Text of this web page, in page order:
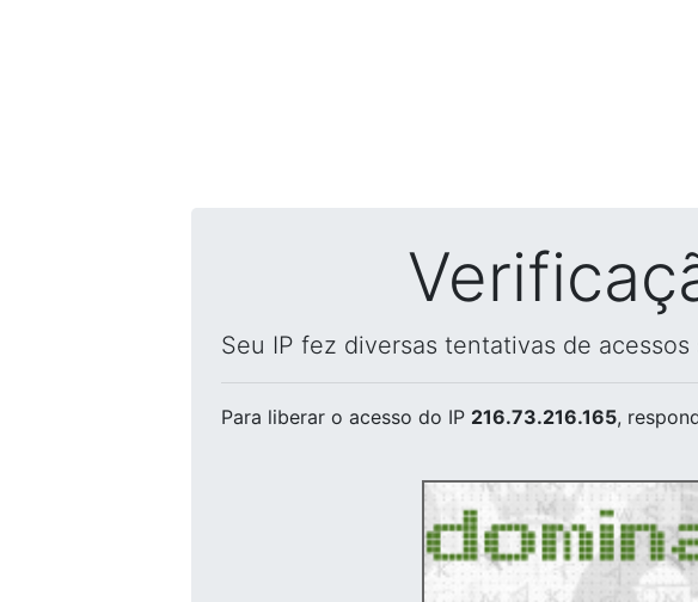
Seu IP fez diversas tentativas de
Para liberar o acesso do IP 216.73.216.165,